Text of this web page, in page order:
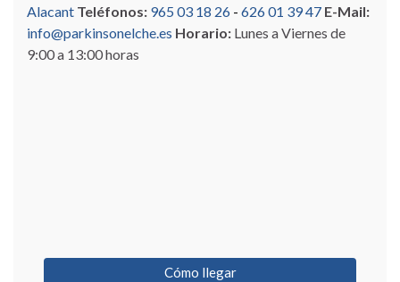
Alacant Teléfonos: 965 03 18 26 - 626 01 39 47 E-Mail:
info@parkinsonelche.es Horario: Lunes a Viernes de
9:00 a 13:00 horas
Cómo llegar